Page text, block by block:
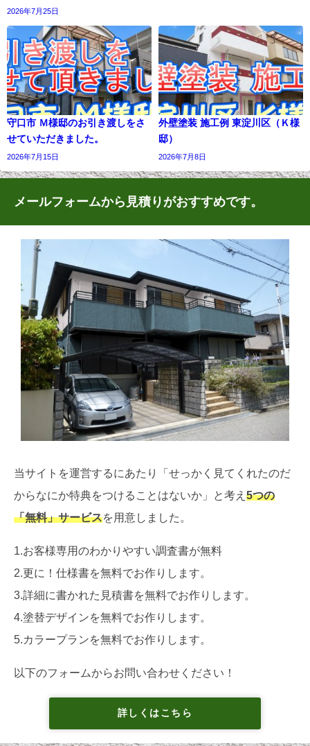
2026年7月25日
守口市 Ｍ様邸のお引き渡しをさ
せていただきました。
2026年7月15日
外壁塗装 施工例 東淀川区（Ｋ様
邸）
2026年7月8日
メールフォームから見積りがおすすめです。
当サイトを運営するにあたり「せっかく見てくれたのだ
からなにか特典をつけることはないか」と考え 5つの
「無料」サービスを用意しました。
1.お客様専用のわかりやすい調査書が無料
2.更に！仕様書を無料でお作りします。
3.詳細に書かれた見積書を無料でお作りします。
4.塗替デザインを無料でお作りします。
5.カラープランを無料でお作りします。
以下のフォームからお問い合わせください！
詳しくはこちら